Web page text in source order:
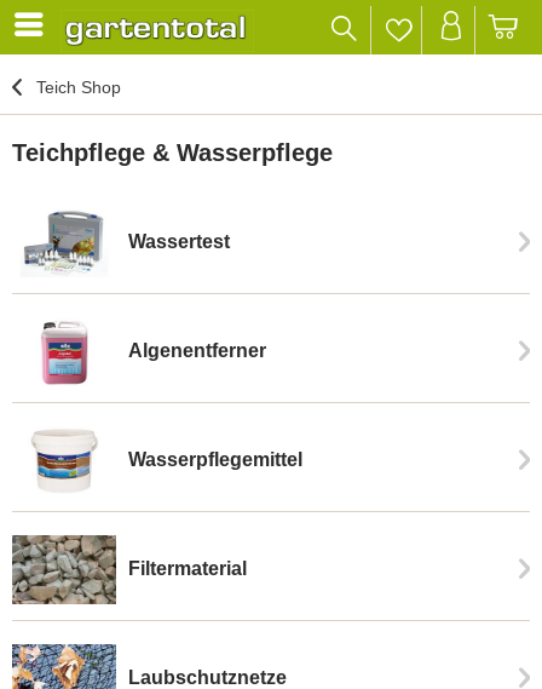
Teich Shop
Teichpflege & Wasserpflege
Wassertest
Algenentferner
Wasserpflegemittel
Filtermaterial
Laubschutznetze